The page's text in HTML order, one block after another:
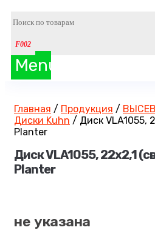
Menu
Главная / Продукция /
Диски Kuhn / Диск VLA1055,
Planter
Диск VLA1055, 22х2,1
Planter
не указана